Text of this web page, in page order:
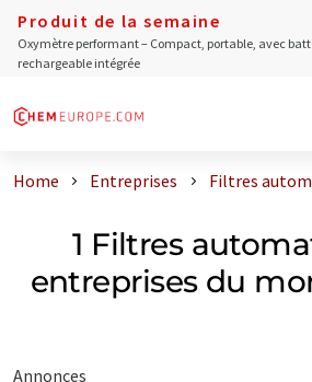
Produit de la semaine
Oxymètre performant – Compact, portable, avec
rechargeable intégrée
Home Entreprises Filtres
1 Filtres
entreprises du
Annonces